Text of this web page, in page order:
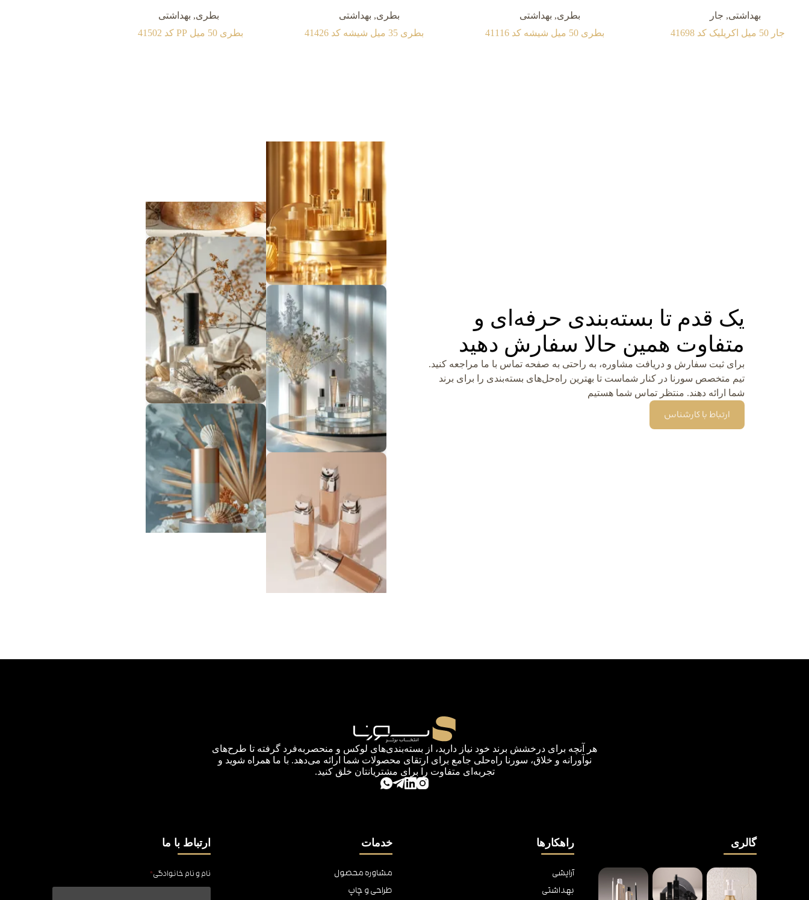
بهداشتی, جار
جار 50 میل اکريليک کد 41698
بطری, بهداشتی
بطری 50 میل شيشه کد 41116
بطری, بهداشتی
بطری 35 میل شيشه کد 41426
بطری, بهداشتی
بطری 50 میل PP کد 41502
یک قدم تا بسته‌بندی حرفه‌ای و
متفاوت همین حالا سفارش دهید
برای ثبت سفارش و دریافت مشاوره، به راحتی به صفحه تماس با ما مراجعه کنید.
تیم متخصص سورنا در کنار شماست تا بهترین راه‌حل‌های بسته‌بندی را برای برند
شما ارائه دهند. منتظر تماس شما هستیم
ارتباط با کارشناس
هر آنچه برای درخشش برند خود نیاز دارید، از بسته‌بندی‌های لوکس و منحصربه‌فرد گرفته تا طرح‌های
نوآورانه و خلاق، سورنا راه‌حلی جامع برای ارتقای محصولات شما ارائه می‌دهد. با ما همراه شوید و
تجربه‌ای متفاوت را برای مشتریانتان خلق کنید.
گالری راهکارها
آرایشی
بهداشتی
خدمات
مشاوره محصول
طراحی و چاپ
ارتباط با ما
نام و نام خانوادگی*